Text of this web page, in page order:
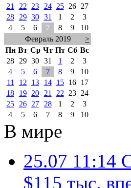
21
22 23 24 25 26
27
28
29 30 31 1 2
3
4
5 6 7 8 9
10
Февраль 2019
>
Пн Вт Ср Чт Пт Сб Вс
28
29 30 31 1 2
3
4
5 6 7 8 9
10
11
12 13 14 15 16
17
18
19 20 21 22 23
24
25
26 27 28 1 2
3
4
5 6 7 8 9 10
В мире
25.07 11:14
$115 тыс.